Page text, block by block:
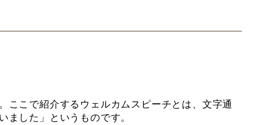
こで紹介するウェルカムスピーチとは、文字通
した」というものです。